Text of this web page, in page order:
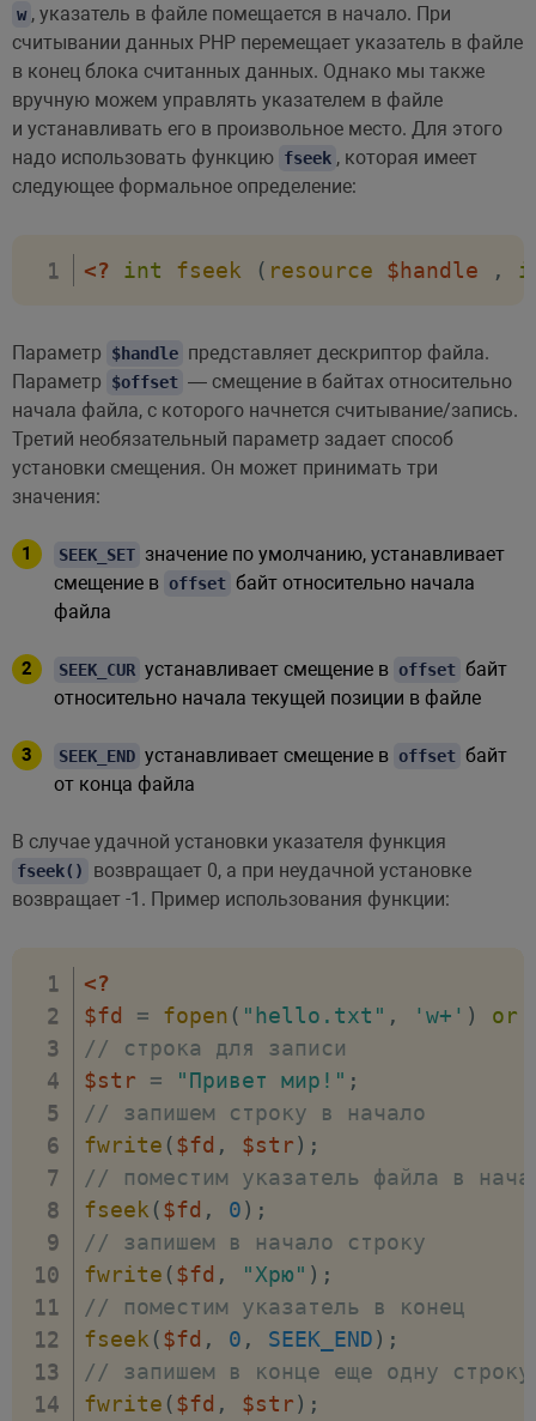
w , указатель в файле помещается в начало. При
считывании данных PHP перемещает указатель в файле
в конец блока считанных данных. Однако мы также
вручную можем управлять указателем в файле
и устанавливать его в произвольное место. Для этого
надо использовать функцию fseek , которая имеет
следующее формальное определение:
<? int fseek ( resource $handle ,
Параметр $handle представляет дескриптор файла.
Параметр
$offset — смещение в байтах относительно
начала файла, с которого начнется считывание/запись.
Третий необязательный параметр задает способ
установки смещения. Он может принимать три
значения:
SEEK_SET значение по умолчанию, устанавливает
смещение в offset байт относительно начала
файла
SEEK_CUR устанавливает смещение в offset байт
относительно начала текущей позиции в файле
SEEK_END устанавливает смещение в offset байт
от конца файла
В случае удачной установки указателя функция
fseek()
возвращает 0, а при неудачной установке
возвращает -1. Пример использования функции:
<?
$fd
= fopen ( "hello.txt" , 'w+' ) or
// строка для записи
$str
= "Привет мир!" ;
// запишем строку в начало
fwrite ($fd , $str) ;
// поместим указатель файла в
fseek ($fd , 0) ;
// запишем в начало строку
fwrite ($fd , "Хрю" ) ;
// поместим указатель в конец
fseek ($fd , 0 , SEEK_END) ;
// запишем в конце еще одну строку
fwrite ($fd , $str) ;